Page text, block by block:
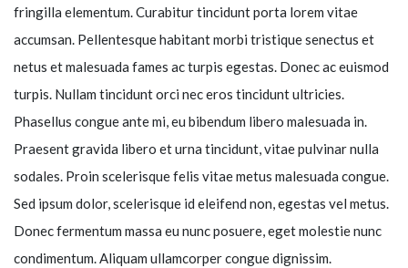
fringilla elementum. Curabitur tincidunt porta lorem vitae
accumsan. Pellentesque habitant morbi tristique senectus et
netus et malesuada fames ac turpis egestas. Donec ac euismod
turpis. Nullam tincidunt orci nec eros tincidunt ultricies.
Phasellus congue ante mi, eu bibendum libero malesuada in.
Praesent gravida libero et urna tincidunt, vitae pulvinar nulla
sodales. Proin scelerisque felis vitae metus malesuada congue.
Sed ipsum dolor, scelerisque id eleifend non, egestas vel metus.
Donec fermentum massa eu nunc posuere, eget molestie nunc
condimentum. Aliquam ullamcorper congue dignissim.